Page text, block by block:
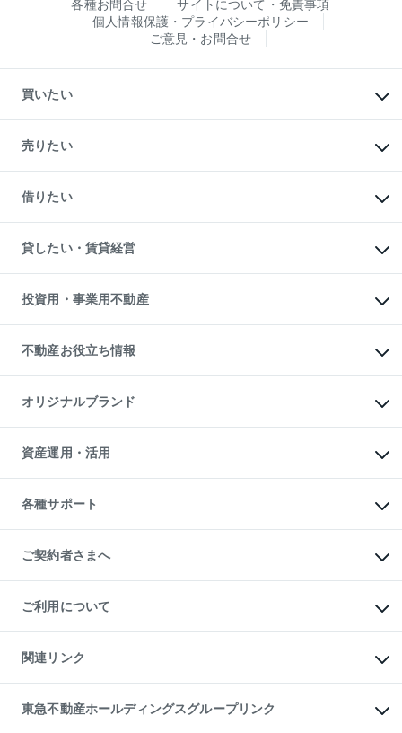
各種お問合せ
サイトについて・免責事項
個人情報保護・プライバシーポリシー
ご意見・お問合せ
買いたい
新築・分譲マンションの購入
中古マンションの購入
一戸建ての購入
中古一戸建ての購入
不動産購入の流れ
注目キーワード物件特集
購入ガイド
English 繁体中文簡体中文
売りたい
一戸建ての売却・査定
土地の売却・査定
スピードAI査定
不動産査定について
不動産売却の流れ
不動産買換えの流れ
売却ガイド
借りたい
オフィス・店舗の賃貸
借りるときの流れ
借りるガイド
貸したい・賃貸経営
マンション賃料データ
賃貸管理プラン
リロケーションについて
貸すガイド
投資用・事業用不動産
事業用不動産
マンション投資
投資用マンション
アパート経営
収益物件
ビル購入（ビル一棟）
投資用不動産の売却査定
事業用不動産の売却査定
不動産お役立ち情報
マンションライブラリー
人気マンションランキング
暮らしに役立つ不動産メディア
不動産相場・不動産価格情報
不動産コラム・ニュース
不動産用語集
不動産なんでもネット相談室
住まいの税金
オリジナルブランド
一棟リノベーションマンション
L`GENTE（ルジェンテ）
区分リノベーションマンション
投資用一棟レジデンスWELL
不動産小口投資
LEGACIA（レガシア）
資産運用・活用
不動産M&A
アセットマネジメント・出資
各種サポート
相続サポート
リフォームサポート
ご契約者さまへ
ご紹介・再契約特典
入居者様専用-各種ご案内（賃貸）
東急こすもす会「こすもすWeb」
ご利用について
金融商品取引について
東急リバブル ソーシャルメディアポリシー
ご意見・お問い合わせ（金融商品取引専用の相談・お問い合わせ窓口）
ダイレクトメール（郵送物）・Eメールなどの送付停止について
関連リンク
これからご結婚される方に東急百貨店のブライダルクラブ
人材サービスのご用命は 東急リバブルスタッフ株式会社まで
東急不動産ホールディングスグループリンク